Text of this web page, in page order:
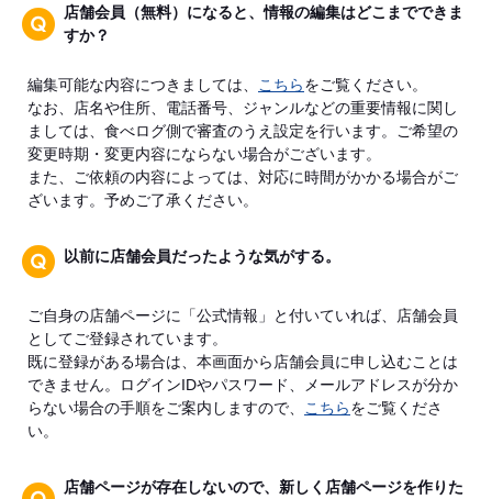
店舗会員（無料）になると、情報の編集はどこまでできま
すか？
編集可能な内容につきましては、 こちらをご覧ください。
なお、店名や住所、電話番号、ジャンルなどの重要情報に関し
ましては、食べログ側で審査のうえ設定を行います。ご希望の
変更時期・変更内容にならない場合がございます。
また、ご依頼の内容によっては、対応に時間がかかる場合がご
ざいます。予めご了承ください。
以前に店舗会員だったような気がする。
ご自身の店舗ページに「公式情報」と付いていれば、店舗会員
としてご登録されています。
既に登録がある場合は、本画面から店舗会員に申し込むことは
できません。ログインIDやパスワード、メールアドレスが分か
らない場合の手順をご案内しますので、
こちらをご覧くださ
い。
店舗ページが存在しないので、新しく店舗ページを作りた